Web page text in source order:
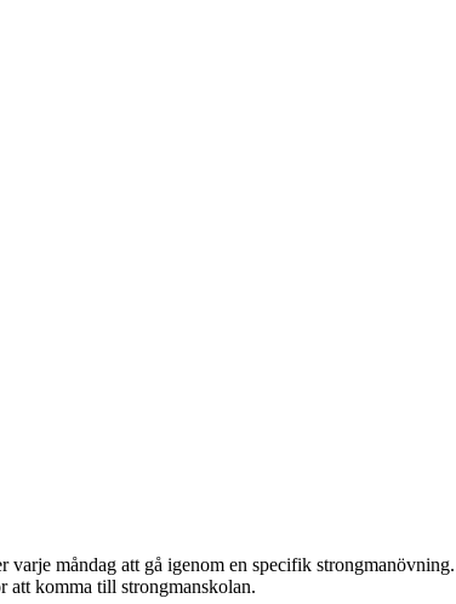
måndag att gå igenom en specifik
att komma till strongmanskolan.